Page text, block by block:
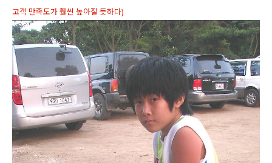
고객 만족도가 훨씬 높아질 듯하다)